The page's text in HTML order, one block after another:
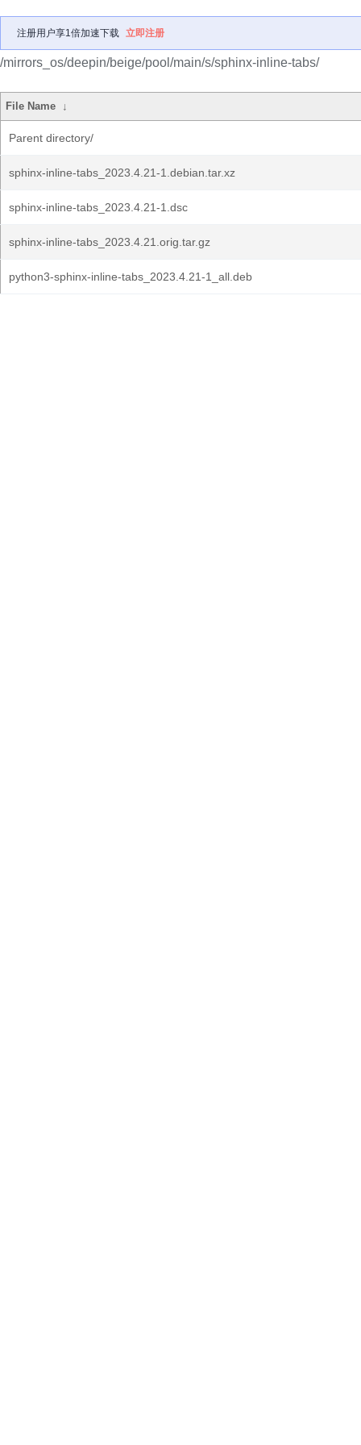
注册用户享1倍加速下载 立即注册
/mirrors_os/deepin/beige/pool/main/s/sphinx-inline-tabs/
File Name ↓
Parent directory/
sphinx-inline-tabs_2023.4.21-1.debian.tar.xz
sphinx-inline-tabs_2023.4.21-1.dsc
sphinx-inline-tabs_2023.4.21.orig.tar.gz
python3-sphinx-inline-tabs_2023.4.21-1_all.deb